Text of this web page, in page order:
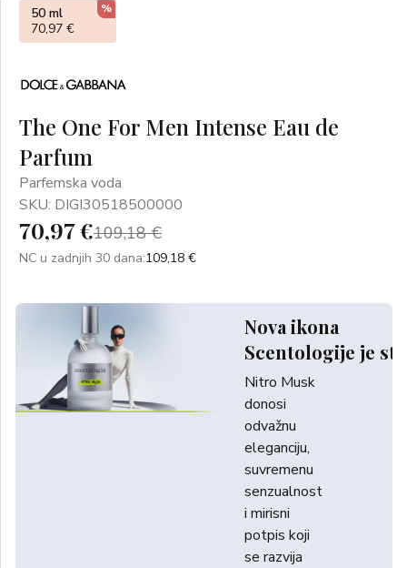
The One For Men Intense Eau de
Parfum
Parfemska voda
SKU: DIGI30518500000
70,97 €109,18 €
NC u zadnjih 30 dana:109,18 €
Nova ikona
Scentologije je
Nitro Musk
donosi
odvažnu
eleganciju,
suvremenu
senzualnost
i mirisni
potpis koji
se razvija
50 ml
70,97 €
%